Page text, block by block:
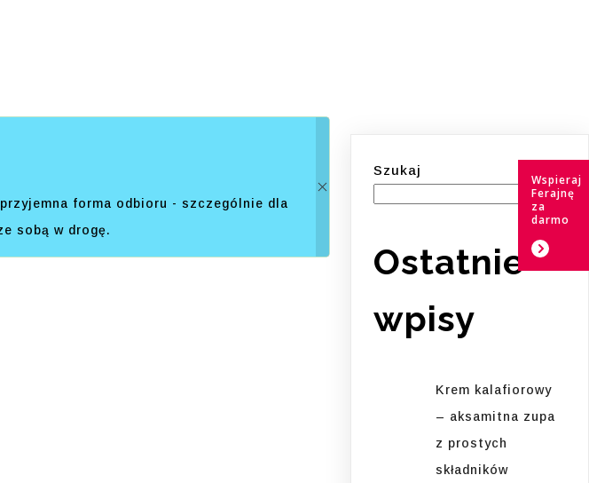
forma odbioru - szczególnie dla
sobą w drogę.
Szukaj
Ostatnie
wpisy
Krem kalafiorowy
– aksamitna zupa
z prostych
składników
Wspieraj
Ferajnę
za
darmo